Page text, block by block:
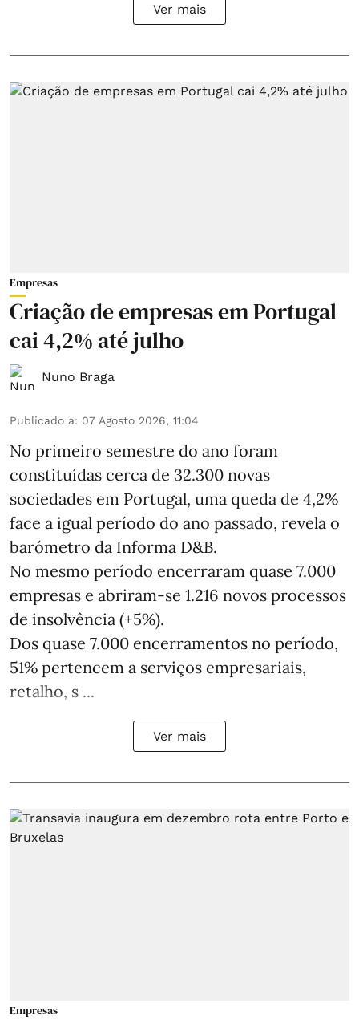
Ver mais
Empresas
Criação de empresas em Portugal
cai 4,2% até julho
Nuno Braga
Publicado a: 07 Agosto 2026, 11:04
No primeiro semestre do ano foram
constituídas cerca de 32.300 novas
sociedades em Portugal, uma queda de 4,2%
face a igual período do ano passado, revela o
barómetro da Informa D&B.
No mesmo período encerraram quase 7.000
empresas e abriram‑se 1.216 novos processos
de insolvência (+5%).
Dos quase 7.000 encerramentos no período,
51% pertencem a serviços empresariais,
retalho, s ...
Ver mais
Empresas